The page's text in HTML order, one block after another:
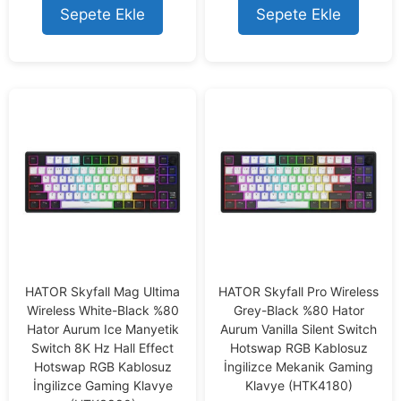
o
f
5
Sepete Ekle
o
f
5
Sepete Ekle
HATOR Skyfall Mag Ultima
Wireless White-Black %80
Hator Aurum Ice Manyetik
Switch 8K Hz Hall Effect
Hotswap RGB Kablosuz
İngilizce Gaming Klavye
HATOR Skyfall Pro Wireless
Grey-Black %80 Hator
Aurum Vanilla Silent Switch
Hotswap RGB Kablosuz
İngilizce Mekanik Gaming
Klavye (HTK4180)